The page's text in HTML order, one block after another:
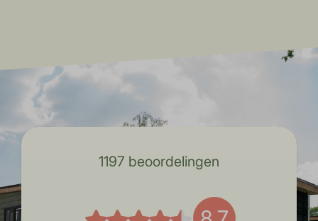
1197 beoordelingen